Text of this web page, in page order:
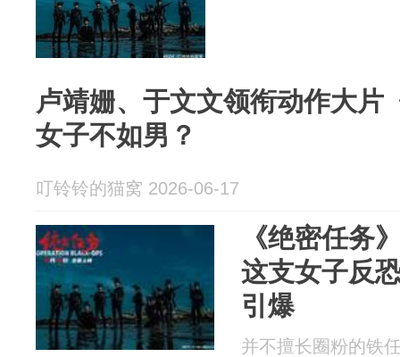
卢靖姗、于文文领衔动作大片
女子不如男？
叮铃铃的猫窝 2026-06-17
《绝密任务
这支女子反
引爆
并不擅长圈粉的铁